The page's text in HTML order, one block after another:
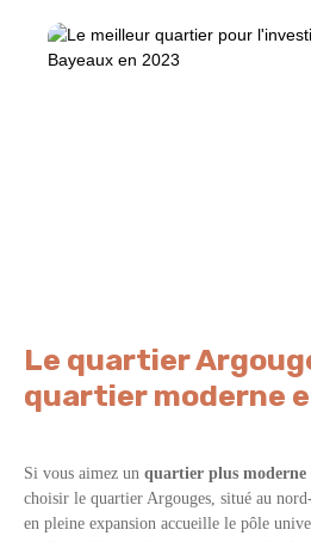
Le quartier
quartier moderne
Si vous aimez un quartier plus moderne
choisir le quartier Argouges, situé au
en pleine expansion accueille le pôle